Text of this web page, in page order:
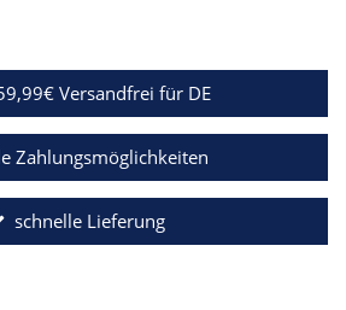
Versandfrei für DE
Zahlungsmöglichkeiten
schnelle Lieferung